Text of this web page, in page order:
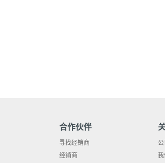
合作伙伴
寻找经销商
经销商